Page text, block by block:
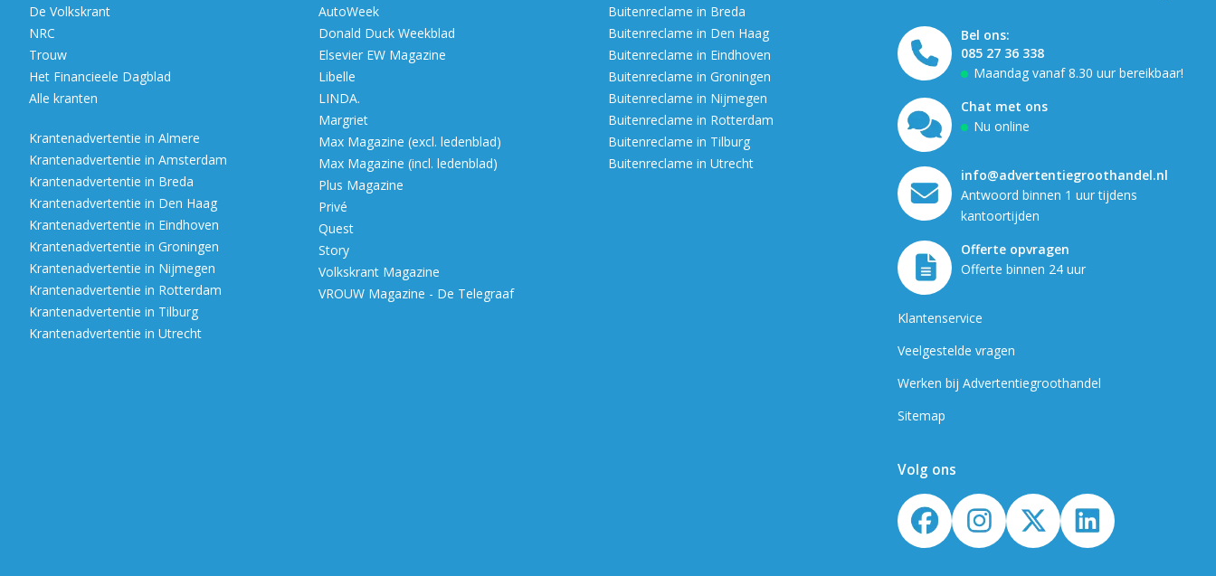
De Volkskrant
NRC
Trouw
Het Financieele Dagblad
Alle kranten
Krantenadvertentie in Almere
Krantenadvertentie in Amsterdam
Krantenadvertentie in Breda
Krantenadvertentie in Den Haag
Krantenadvertentie in Eindhoven
Krantenadvertentie in Groningen
Krantenadvertentie in Nijmegen
Krantenadvertentie in Rotterdam
Krantenadvertentie in Tilburg
Krantenadvertentie in Utrecht
AutoWeek
Donald Duck Weekblad
Elsevier EW Magazine
Libelle
LINDA.
Margriet
Max Magazine (excl. ledenblad)
Max Magazine (incl. ledenblad)
Plus Magazine
Privé
Quest
Story
Volkskrant Magazine
VROUW Magazine - De Telegraaf
Buitenreclame in Breda
Buitenreclame in Den Haag
Buitenreclame in Eindhoven
Buitenreclame in Groningen
Buitenreclame in Nijmegen
Buitenreclame in Rotterdam
Buitenreclame in Tilburg
Buitenreclame in Utrecht
Bel ons:
085 27 36 338
Maandag vanaf 8.30 uur bereikbaar!
Chat met ons
Nu online
info@advertentiegroothandel.nl
Antwoord binnen 1 uur tijdens
kantoortijden
Offerte opvragen
Offerte binnen 24 uur
Klantenservice
Veelgestelde vragen
Werken bij Advertentiegroothandel
Sitemap
Volg ons